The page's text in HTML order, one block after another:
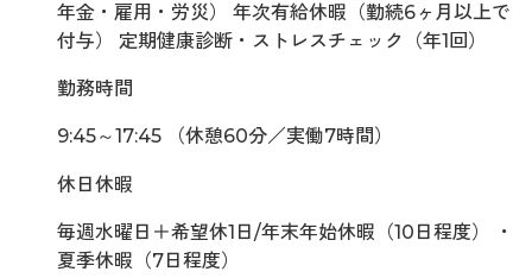
年金・雇用・労災） 年次有給休暇（勤続6ヶ月以上で
付与） 定期健康診断・ストレスチェック（年1回）
勤務時間
9:45～17:45 （休憩60分／実働7時間）
休日休暇
毎週水曜日＋希望休1日/年末年始休暇（10日程度） ・
夏季休暇（7日程度）